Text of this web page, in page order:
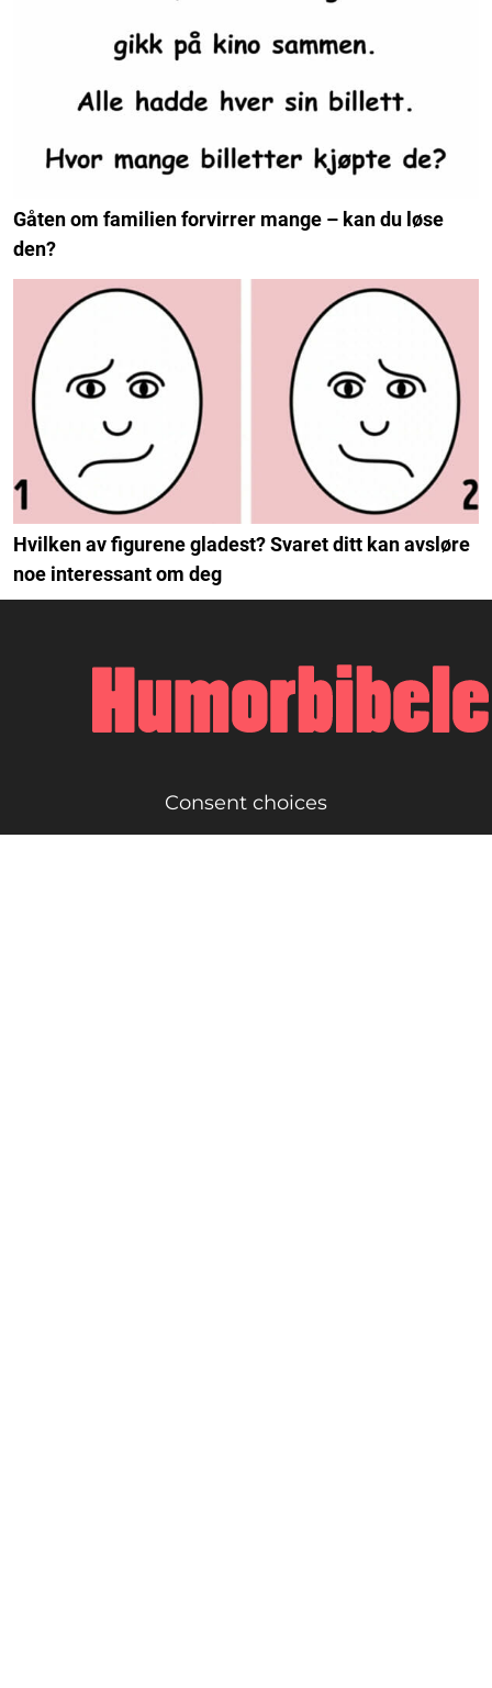
Gåten om familien forvirrer mange – kan du løse
den?
Hvilken av figurene gladest? Svaret ditt kan avsløre
noe interessant om deg
Consent choices